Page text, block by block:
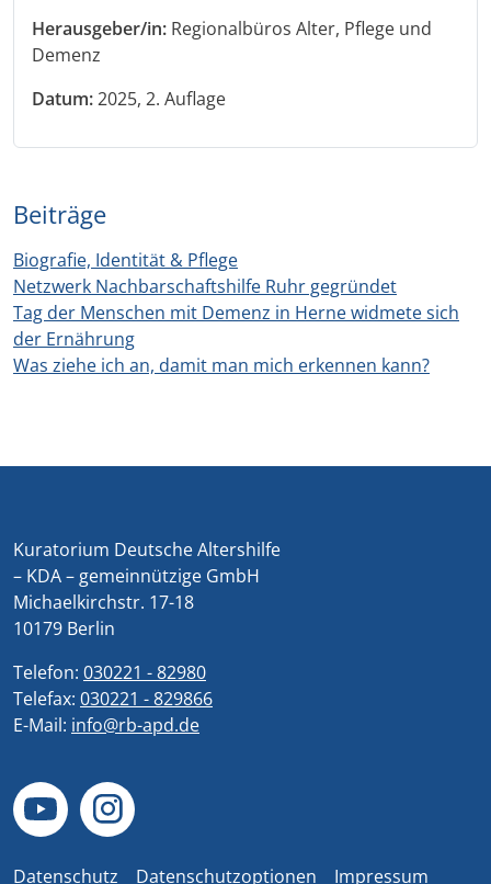
Herausgeber/in: Regionalbüros Alter, Pflege und
Demenz
Datum:2025, 2. Auflage
Beiträge
Biografie, Identität & Pflege
Netzwerk Nachbarschaftshilfe Ruhr gegründet
Tag der Menschen mit Demenz in Herne widmete sich
der Ernährung
Was ziehe ich an, damit man mich erkennen kann?
Kuratorium Deutsche Altershilfe
– KDA – gemeinnützige GmbH
Michaelkirchstr. 17-18
10179 Berlin
Telefon: 030221 - 82980
Telefax: 030221 - 829866
E-Mail: info@rb-apd.de
Datenschutz Datenschutzoptionen Impressum